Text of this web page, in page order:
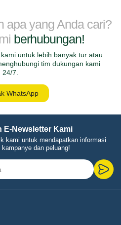
apa yang Anda cari?
berhubungan!
untuk lebih banyak tur atau
tim dukungan kami
24/7.
WhatsApp
E-Newsletter Kami
kami untuk mendapatkan informasi
kampanye dan peluang!